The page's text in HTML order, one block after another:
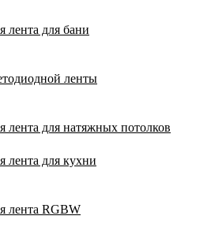
лента для бани
ленты
лента для натяжных потолков
лента для кухни
лента RGBW